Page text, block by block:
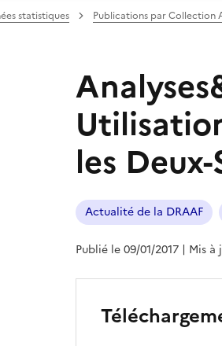
statistiques Publications par Collection
les
Actualité de la DRAAF
Publié le 09/01/2017 | Mis à